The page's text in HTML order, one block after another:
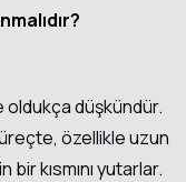
oldukça düşkündür.
özellikle uzun
kısmını yutarlar.